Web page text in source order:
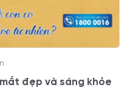
đẹp và sáng khỏe